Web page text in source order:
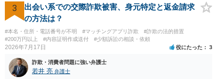
ば、最寄りの警察署に相談をしても良いかもしれません。 以上、ご参
考になれば幸いです。
3
出会い系での交際詐欺被害、身元特定と返金請求
の方法は？
#本名・住所・電話番号が不明 #マッチングアプリ詐欺
#詐欺の法的措置
#200万円以上
#内容証明作成送付 #少額訴訟の相談・依頼
2026年7月17日 役にたった 3
詐欺・消費者問題に強い弁護士
若井 亮 弁護士